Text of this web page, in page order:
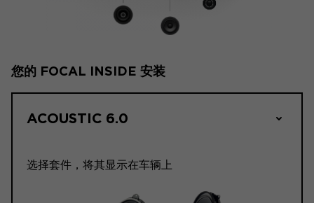
您的 FOCAL INSIDE 安装
ACOUSTIC 6.0
选择套件，将其显示在车辆上